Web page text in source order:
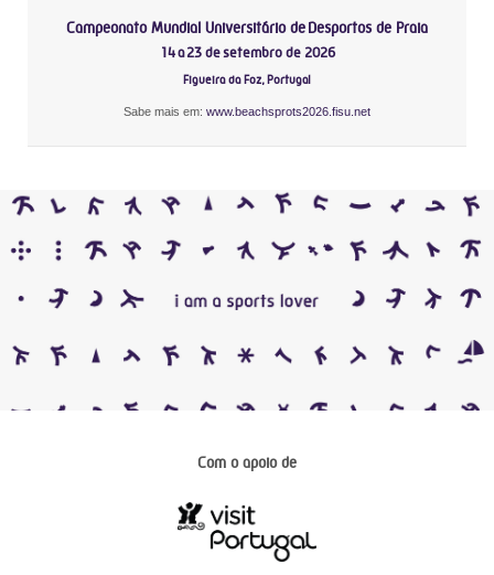
Campeonato Mundial Universitário de Desportos de Praia
14 a 23 de setembro de 2026
Figueira da Foz, Portugal
Sabe mais em: www.beachsprots2026.fisu.net
Com o apoio de